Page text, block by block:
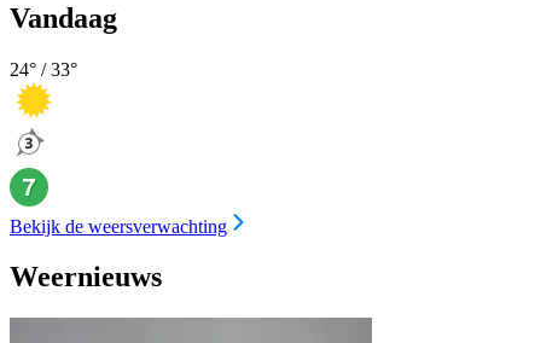
Vandaag
24° /33°
Bekijk de weersverwachting
Weernieuws